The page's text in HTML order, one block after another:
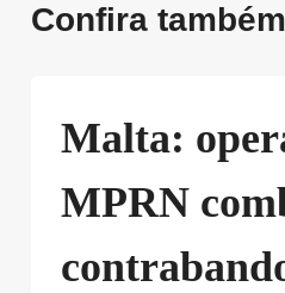
Confira também
Malta:
MPRN